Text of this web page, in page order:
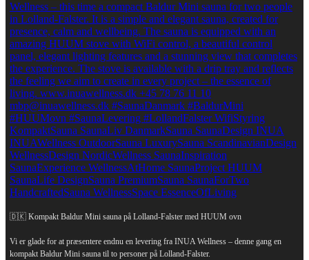
🇩🇰 Kompakt Baldur Mini sauna på Lolland-Falster med HUUM ovn
Vi er glade for at præsentere endnu en levering fra INUA Wellness – denne gang en
kompakt Baldur Mini sauna til to personer på Lolland-Falster.